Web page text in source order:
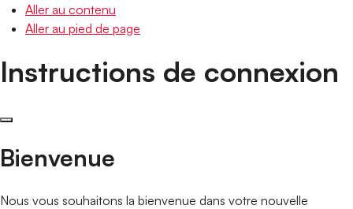
Aller au contenu
Aller au pied de page
Instructions de connexion
Bienvenue
Nous vous souhaitons la bienvenue dans votre nouvelle